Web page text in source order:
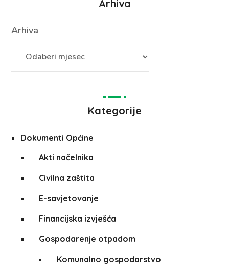
Arhiva
Arhiva
Kategorije
Dokumenti Općine
Akti načelnika
Civilna zaštita
E-savjetovanje
Financijska izvješća
Gospodarenje otpadom
Komunalno gospodarstvo